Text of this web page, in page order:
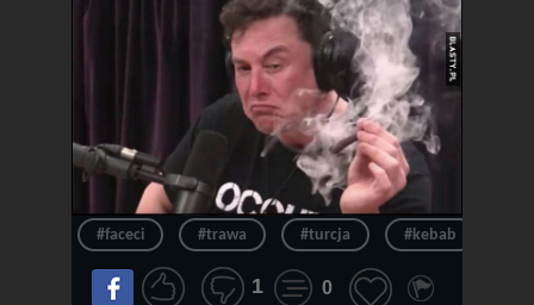
#faceci #trawa #turcja #kebab
1 0